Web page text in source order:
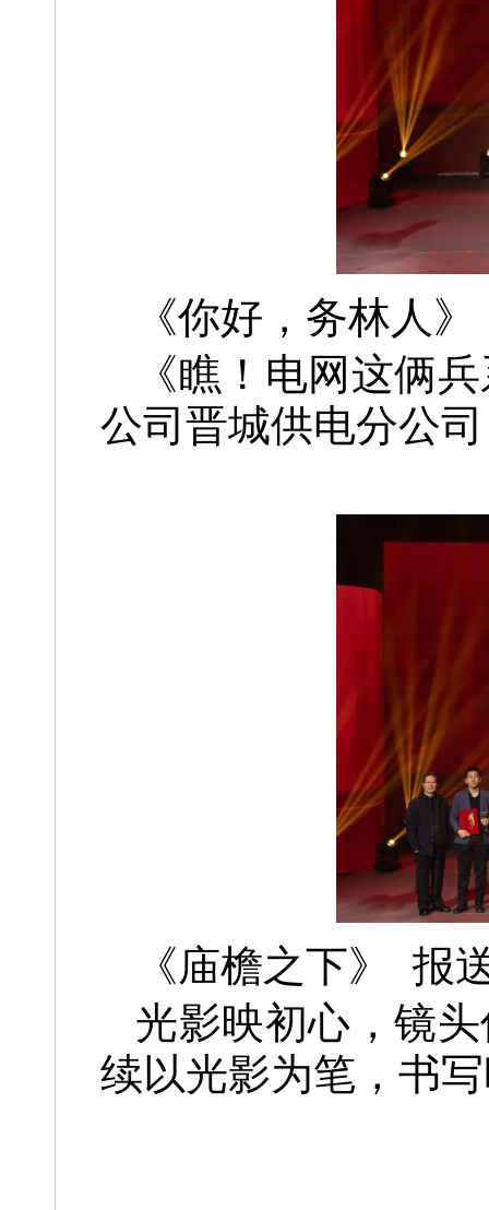
《你好，务林人
《瞧！电网这俩
公司晋城供电分公司
《庙檐之下》 报
光影映初心，镜
续以光影为笔，书